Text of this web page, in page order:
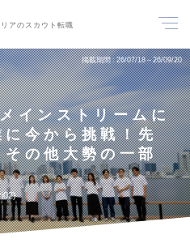
アのスカウト転職
掲載期間 26/07/18～26/09/20
インストリームに
に今から挑戦！先
その他大勢の一部